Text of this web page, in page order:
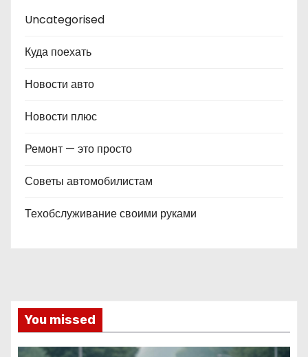
Uncategorised
Куда поехать
Новости авто
Новости плюс
Ремонт — это просто
Советы автомобилистам
Техобслуживание своими руками
You missed